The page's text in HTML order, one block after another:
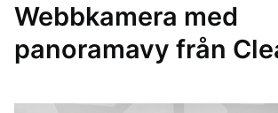
Webbkamera med
panoramavy från